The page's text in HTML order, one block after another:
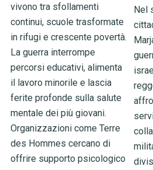
vivono tra sfollamenti
continui, scuole trasformate
in rifugi e crescente povertà.
La guerra interrompe
percorsi educativi, alimenta
il lavoro minorile e lascia
ferite profonde sulla salute
mentale dei più giovani.
Organizzazioni come Terre
des Hommes cercano di
offrire supporto psicologico
Nel